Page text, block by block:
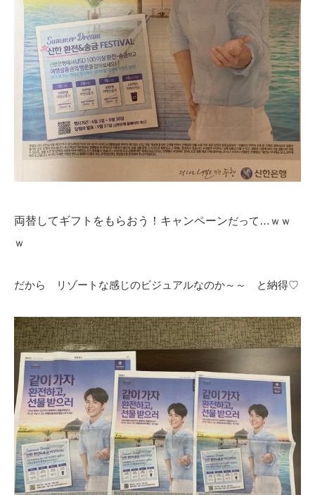
両替してギフトをもらおう！キャンペーンだって…ｗｗ
ｗ
だから リゾートな感じのビジュアルなのか～～ と納得♡